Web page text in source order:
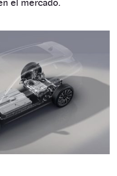
el mercado.